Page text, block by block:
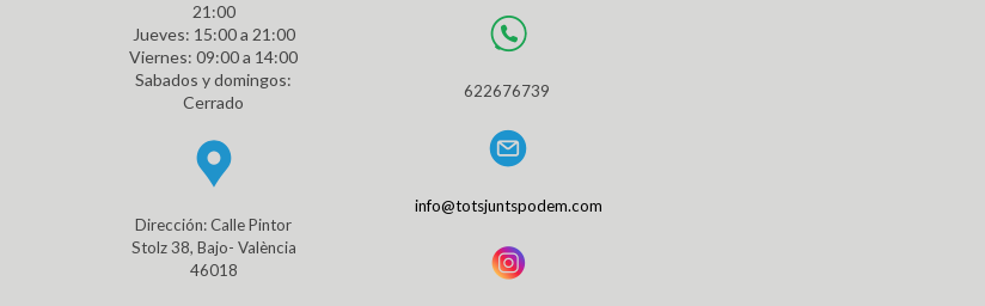
21:00
Jueves: 15:00 a 21:00
Viernes: 09:00 a 14:00
Sabados y domingos:
Cerrado
Dirección: Calle Pintor
Stolz 38, Bajo- València
46018
622676739
info@totsjuntspodem.com